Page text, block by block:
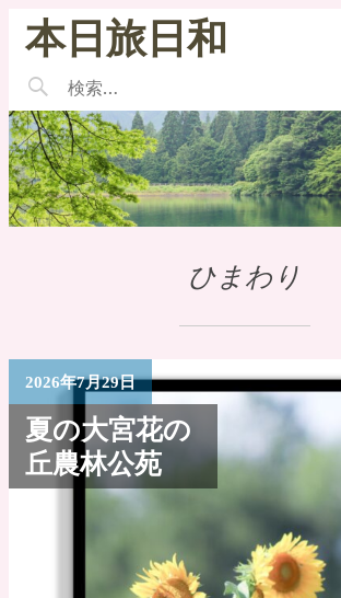
本日旅日和
ひまわり
2026年7月29日
夏の大宮花の
丘農林公苑